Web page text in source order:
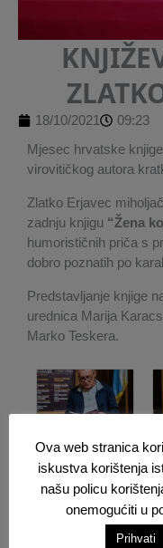
18/10/2021
09:23
Mjesec hrvatske
virovitičkog autora
Zlatko Erjavec
zadnju knjigu “Žena
humorističnih priča s
dobro poznatih po
Predstavljanje knjige
urednica Marija
Marko Teskera.
Ova web stranica
iskustva korištenja
našu policu
onemogućiti u
Prihvati